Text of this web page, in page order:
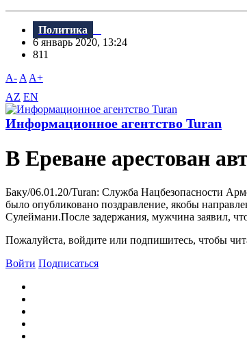
Политика
6 январь 2020, 13:24
811
A- A A+
AZ EN
Информационное агентство Turan
В Ереване арестован
Баку/06.01.20/Turan: Служба Нацбезопасности
было опубликовано поздравление, якобы
Сулеймани.После задержания, мужчина заявил,
Пожалуйста, войдите или подпишитесь, чтобы
Войти Подписаться